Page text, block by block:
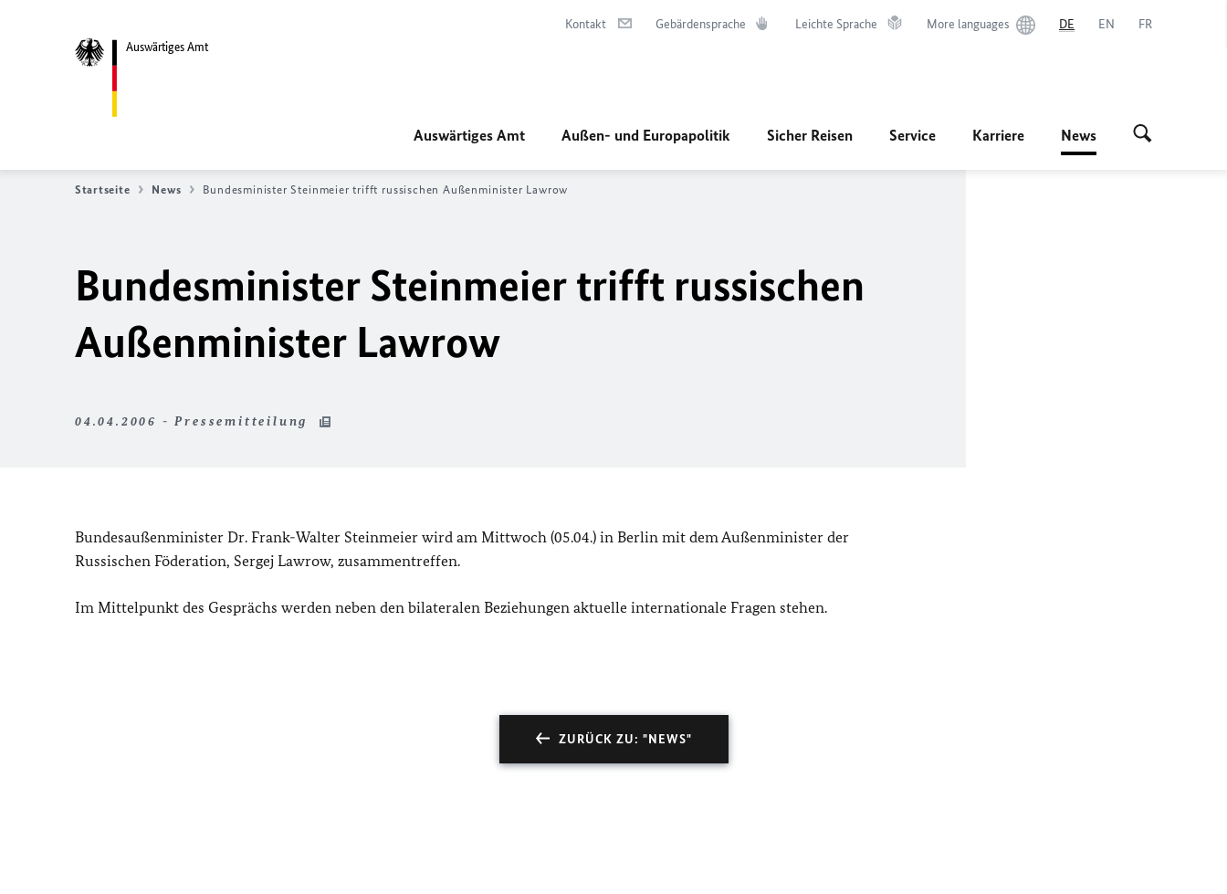
Auswärtiges Amt
Kontakt Gebärdensprache Leichte Sprache More languages DE EN FR
Auswärtiges Amt Außen- und Europapolitik Sicher Reisen Service Karriere News
Startseite News Bundesminister Steinmeier trifft russischen Außenminister Lawrow
Bundesminister Steinmeier trifft russischen
Außenminister Lawrow
04.04.2006 - Pressemitteilung
Bundesaußenminister Dr. Frank-Walter Steinmeier wird am Mittwoch (05.04.) in Berlin mit dem Außenminister der
Russischen Föderation, Sergej Lawrow, zusammentreffen.
Im Mittelpunkt des Gesprächs werden neben den bilateralen Beziehungen aktuelle internationale Fragen stehen.
ZURÜCK ZU: "NEWS"